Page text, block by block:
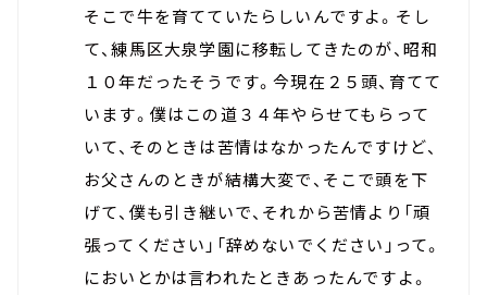
そこで牛を育てていたらしいんですよ。そし
て、練馬区大泉学園に移転してきたのが、昭和
１０年だったそうです。今現在２５頭、育てて
います。僕はこの道３４年やらせてもらって
いて、そのときは苦情はなかったんですけど、
お父さんのときが結構大変で、そこで頭を下
げて、僕も引き継いで、それから苦情より「頑
張ってください」「辞めないでください」って。
においとかは言われたときあったんですよ。